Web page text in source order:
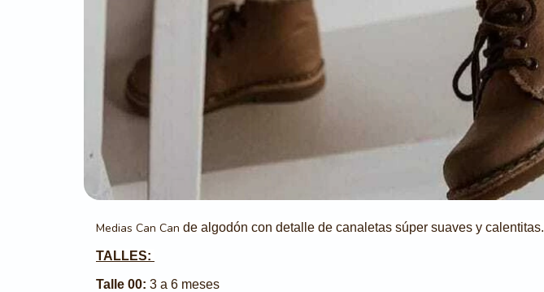
Medias Can Can de algodón con detalle de canaletas súper suaves y calentitas.
TALLES:
Talle 00: 3 a 6 meses